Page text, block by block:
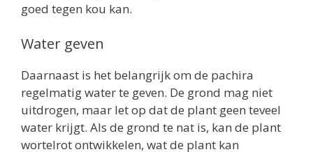
goed tegen kou kan.
Water geven
Daarnaast is het belangrijk om de pachira
regelmatig water te geven. De grond mag niet
uitdrogen, maar let op dat de plant geen teveel
water krijgt. Als de grond te nat is, kan de plant
wortelrot ontwikkelen, wat de plant kan